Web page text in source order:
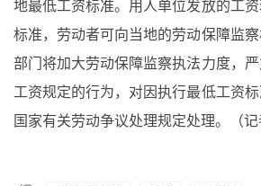
地最低工资标准。用人单位发放的工
标准，劳动者可向当地的劳动保障监
部门将加大劳动保障监察执法力度，
工资规定的行为，对因执行最低工资
国家有关劳动争议处理规定处理。（记